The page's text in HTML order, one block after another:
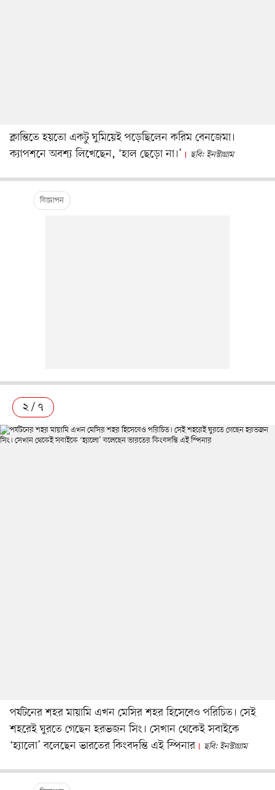
ক্লান্তিতে হয়তো একটু ঘুমিয়েই পড়েছিলেন করিম বেনজেমা।
ক্যাপশনে অবশ্য লিখেছেন, ‘হাল ছেড়ো না।’
ছবি: ইনস্টাগ্রাম
২ / ৭
পর্যটনের শহর মায়ামি এখন মেসির শহর হিসেবেও পরিচিত। সেই
শহরেই ঘুরতে গেছেন হরভজন সিং। সেখান থেকেই সবাইকে
‘হ্যালো’ বলেছেন ভারতের কিংবদন্তি এই স্পিনার
ছবি: ইনস্টাগ্রাম